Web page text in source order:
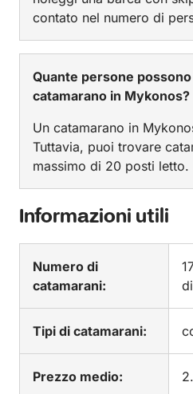
contato nel numero di
Quante persone
catamarano in Mykonos?
Un catamarano in
Tuttavia, puoi trovare
massimo di 20 posti letto.
Informazioni utili
Numero di
catamarani:
Tipi di catamarani:
Prezzo medio: